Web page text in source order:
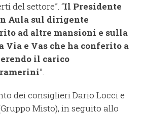
del settore”. “Il Presidente
Aula sul dirigente
ad altre mansioni e sulla
Via e Vas che ha conferito a
il carico
”.
dei consiglieri Dario Locci e
Misto), in seguito allo